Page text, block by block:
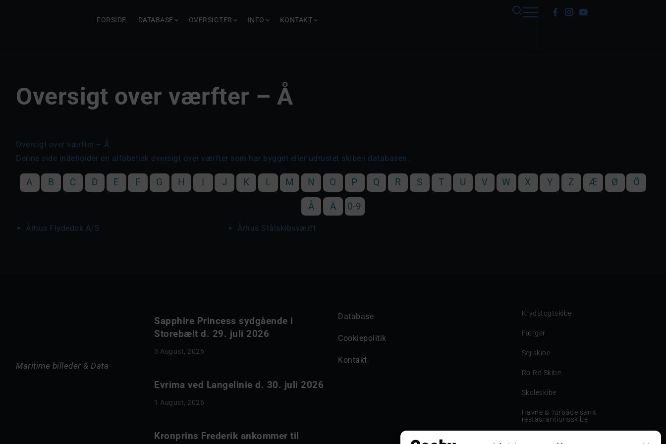
FORSIDE DATABASE OVERSIGTER INFO KONTAKT
Oversigt over værfter – Å
Oversigt over værfter – Å.
Denne side indeholder en alfabetisk oversigt over værfter som har bygget eller udrustet skibe i databasen.
A B C D E F G H I J K L M N O P Q R S T U V W X Y Z Æ Ø Ö
Å Ä 0-9
Århus Flydedok A/S Århus Stålskibsværft
Maritime billeder & Data
Sapphire Princess sydgående i
Storebælt d. 29. juli 2026
3 August, 2026
Evrima ved Langelinie d. 30. juli 2026
1 August, 2026
Kronprins Frederik ankommer til
Database
Cookiepolitik
Kontakt
Krydstogtskibe
Færger
Sejlskibe
Ro-Ro Skibe
Skoleskibe
Havne & Turbåde samt
restaurantionsskibe